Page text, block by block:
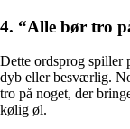
4. “Alle bør tro
Dette ordsprog spiller
dyb eller besværlig.
tro på noget, der
kølig øl.